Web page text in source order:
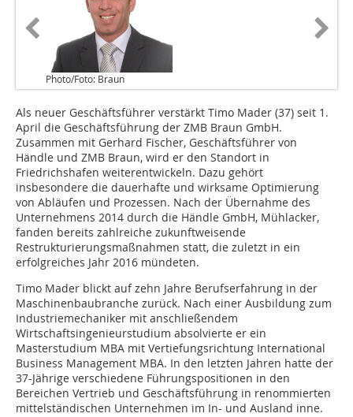
Photo/Foto: Braun
Als neuer Geschäftsführer verstärkt Timo Mader (37) seit 1.
April die Geschäftsführung der ZMB Braun GmbH.
Zusammen mit Gerhard Fischer, Geschäftsführer von
Händle und ZMB Braun, wird er den Standort in
Friedrichshafen weiterentwickeln. Dazu gehört
insbesondere die dauerhafte und wirksame Optimierung
von Abläufen und Prozessen. Nach der Übernahme des
Unternehmens 2014 durch die Händle GmbH, Mühlacker,
fanden bereits zahlreiche zukunftweisende
Restrukturierungsmaßnahmen statt, die zuletzt in ein
erfolgreiches Jahr 2016 mündeten.
Timo Mader blickt auf zehn Jahre Berufserfahrung in der
Maschinenbaubranche zurück. Nach einer Ausbildung zum
Industriemechaniker mit anschließendem
Wirtschaftsingenieurstudium absolvierte er ein
Masterstudium MBA mit Vertiefungsrichtung International
Business Management MBA. In den letzten Jahren hatte der
37-Jährige verschiedene Führungspositionen in den
Bereichen Vertrieb und Geschäftsführung in renommierten
mittelständischen Unternehmen im In- und Ausland inne.